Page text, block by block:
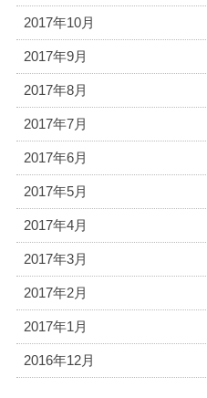
2017年10月
2017年9月
2017年8月
2017年7月
2017年6月
2017年5月
2017年4月
2017年3月
2017年2月
2017年1月
2016年12月